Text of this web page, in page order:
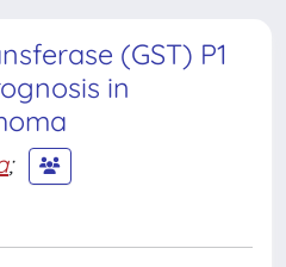
(GST) P1
in
;